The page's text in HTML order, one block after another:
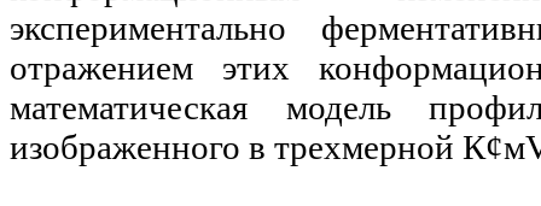
экспериментально
отражением этих
математическая модель
изображенного в трехмерной К¢м